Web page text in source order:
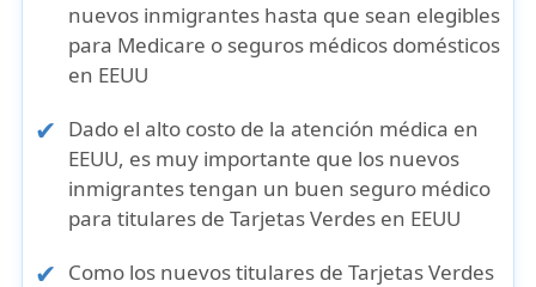
nuevos inmigrantes hasta que sean elegibles
para Medicare o seguros médicos domésticos
en EEUU
Dado el alto costo de la atención médica en
EEUU, es muy importante que los nuevos
inmigrantes tengan un buen seguro médico
para titulares de Tarjetas Verdes en EEUU
Como los nuevos titulares de Tarjetas Verdes